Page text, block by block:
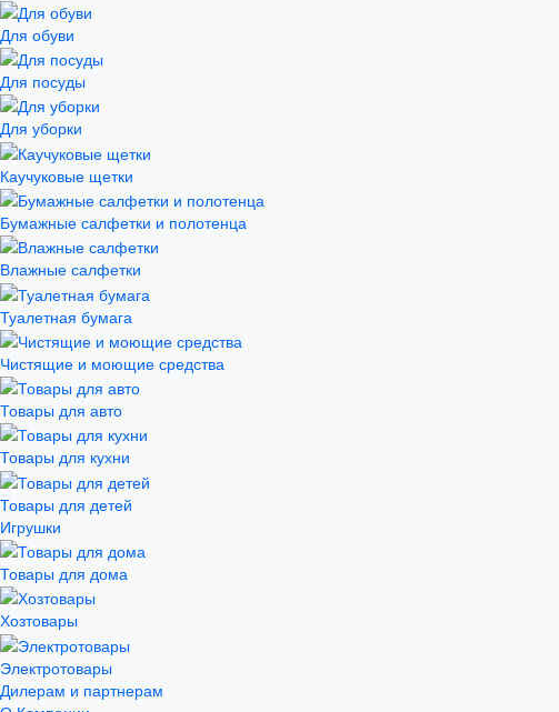
Для обуви
Для посуды
Для уборки
Каучуковые щетки
Бумажные салфетки и полотенца
Влажные салфетки
Туалетная бумага
Чистящие и моющие средства
Товары для авто
Товары для кухни
Товары для детей
Игрушки
Товары для дома
Хозтовары
Электротовары
Дилерам и партнерам